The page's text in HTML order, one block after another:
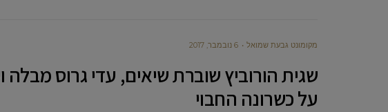
מקומונט גבעת שמואל 6 נובמבר, 2017
שגית הורוביץ שוברת שיאים, עדי גרוס מבלה
על כשרונה החבוי